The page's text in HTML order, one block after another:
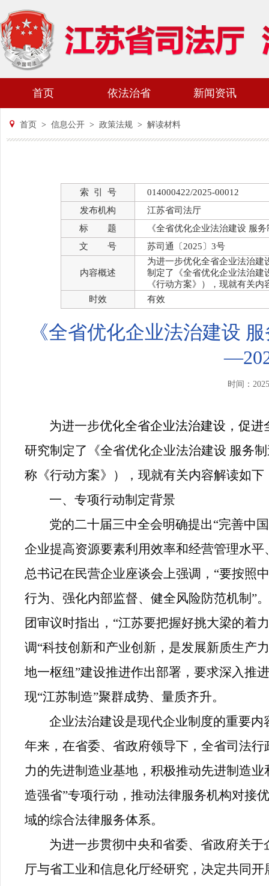
首页 依法治省 新闻资讯
首页 > 信息公开 > 政策法规 > 解读材料
索 引 号
014000422/2025-00012
发布机构
江苏省司法厅
标 题
《全省优化企业法治建设 服
文 号
苏司通〔2025〕3号
内容概述
为进一步优化全省企业法治建
制定了《全省优化企业法治建
《行动方案》），现就有关内
时效
有效
《全省优化企业法治建设
时间：
为进一步优化全省企业法治建设，促
研究制定了《全省优化企业法治建设 服务
称《行动方案》），现就有关内容解读如下
一、专项行动制定背景
党的二十届三中全会明确提出“完善中
企业提高资源要素利用效率和经营管理水
总书记在民营企业座谈会上强调，“要按照
行为、强化内部监督、健全风险防范机制”
团审议时指出，“江苏要把握好挑大梁的着
调“科技创新和产业创新，是发展新质生产
地一枢纽”建设推进作出部署，要求深入推
现“江苏制造”聚群成势、量质齐升。
企业法治建设是现代企业制度的重要
年来，在省委、省政府领导下，全省司法
力的先进制造业基地，积极推动先进制造
造强省”专项行动，推动法律服务机构对接
域的综合法律服务体系。
为进一步贯彻中央和省委、省政府关
厅与省工业和信息化厅经研究，决定共同